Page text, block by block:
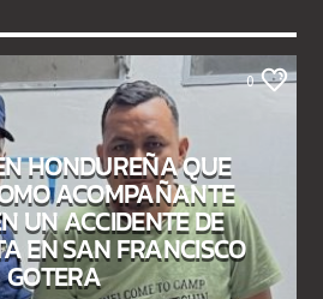
0
HONDUREÑA QUE
ACOMPAÑANTE
UN ACCIDENTE DE
EN SAN FRANCISCO
GOTERA